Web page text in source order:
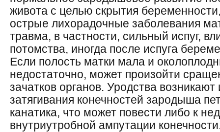
живота с целью скрытия
острые лихорадочные заболевания
травма, в частности, сильный испуг,
потомства, иногда после испуга
Если полость матки мала и
недостаточно, может произойти
зачатков органов. Уродства возникают
затягивания конечностей зародыша
канатика, что может повести либо к
внутриутробной ампутации